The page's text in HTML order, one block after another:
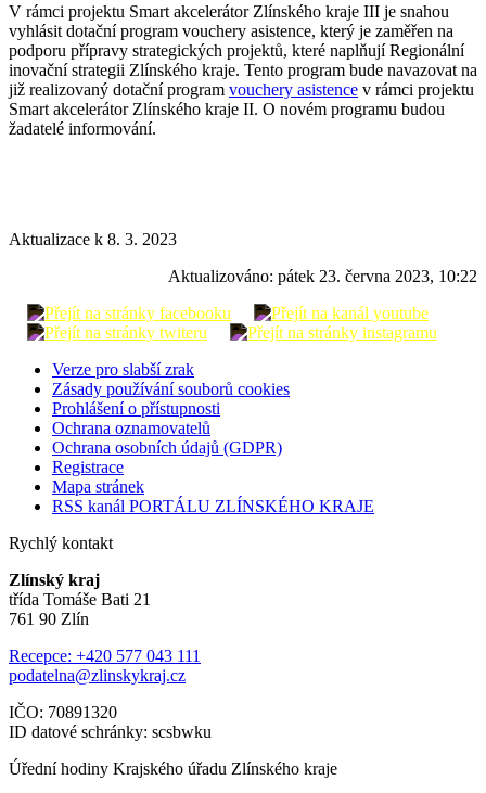
V rámci projektu Smart akcelerátor Zlínského kraje III je snahou
vyhlásit dotační program vouchery asistence, který je zaměřen na
podporu přípravy strategických projektů, které naplňují Regionální
inovační strategii Zlínského kraje. Tento program bude navazovat na
již realizovaný dotační program vouchery asistence v rámci projektu
Smart akcelerátor Zlínského kraje II. O novém programu budou
žadatelé informování.
Aktualizace k 8. 3. 2023
Aktualizováno: pátek 23. června 2023, 10:22
Verze pro slabší zrak
Zásady používání souborů cookies
Prohlášení o přístupnosti
Ochrana oznamovatelů
Ochrana osobních údajů (GDPR)
Registrace
Mapa stránek
RSS kanál PORTÁLU ZLÍNSKÉHO KRAJE
Rychlý kontakt
Zlínský kraj
třída Tomáše Bati 21
761 90 Zlín
Recepce: +420 577 043 111
podatelna@zlinskykraj.cz
IČO: 70891320
ID datové schránky: scsbwku
Úřední hodiny Krajského úřadu Zlínského kraje